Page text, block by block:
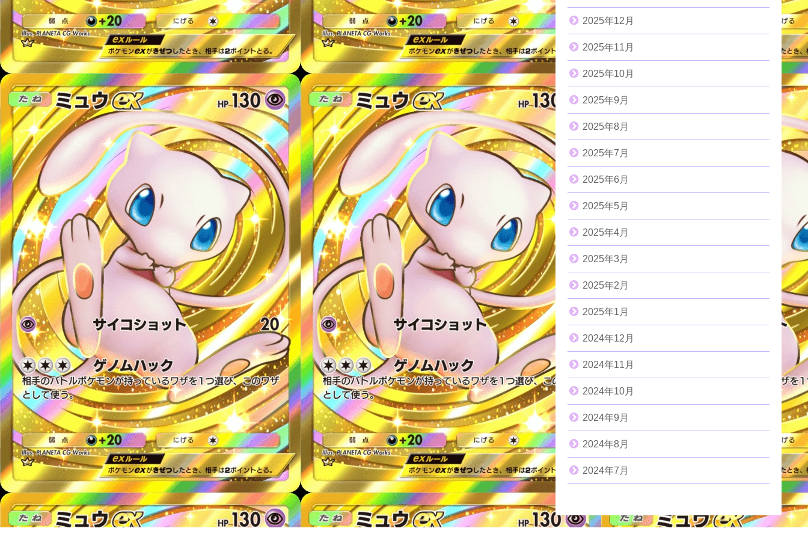
2025年12月
2025年11月
2025年10月
2025年9月
2025年8月
2025年7月
2025年6月
2025年5月
2025年4月
2025年3月
2025年2月
2025年1月
2024年12月
2024年11月
2024年10月
2024年9月
2024年8月
2024年7月